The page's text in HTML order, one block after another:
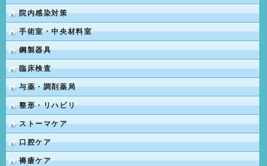
院内感染対策
手術室・中央材料室
鋼製器具
臨床検査
与薬・調剤薬局
整形・リハビリ
ストーマケア
口腔ケア
褥瘡ケア